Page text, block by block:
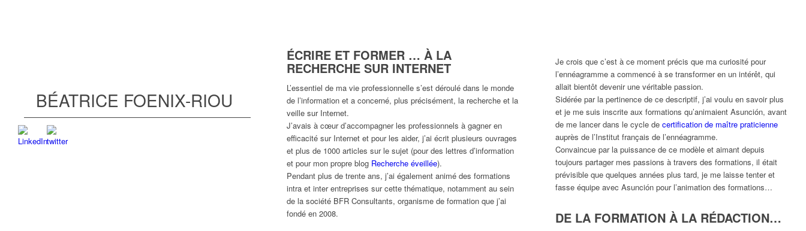
BÉATRICE FOENIX-RIOU
ÉCRIRE ET FORMER … À LA
RECHERCHE SUR INTERNET
L’essentiel de ma vie professionnelle s’est déroulé dans le monde
de l’information et a concerné, plus précisément, la recherche et la
veille sur Internet.
J’avais à cœur d’accompagner les professionnels à gagner en
efficacité sur Internet et pour les aider, j’ai écrit plusieurs ouvrages
et plus de 1000 articles sur le sujet (pour des lettres d’information
et pour mon propre blog Recherche éveillée).
Pendant plus de trente ans, j’ai également animé des formations
intra et inter entreprises sur cette thématique, notamment au sein
de la société BFR Consultants, organisme de formation que j’ai
fondé en 2008.
Je crois que c’est à ce moment précis que ma curiosité pour
l’ennéagramme a commencé à se transformer en un intérêt, qui
allait bientôt devenir une véritable passion.
Sidérée par la pertinence de ce descriptif, j’ai voulu en savoir plus
et je me suis inscrite aux formations qu’animaient Asunción, avant
de me lancer dans le cycle de certification de maître praticienne
auprès de l’Institut français de l’ennéagramme.
Convaincue par la puissance de ce modèle et aimant depuis
toujours partager mes passions à travers des formations, il était
prévisible que quelques années plus tard, je me laisse tenter et
fasse équipe avec Asunción pour l’animation des formations…
DE LA FORMATION À LA RÉDACTION…